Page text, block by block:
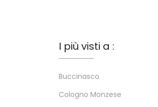
I più visti a :
Buccinasco
Cologno Monzese